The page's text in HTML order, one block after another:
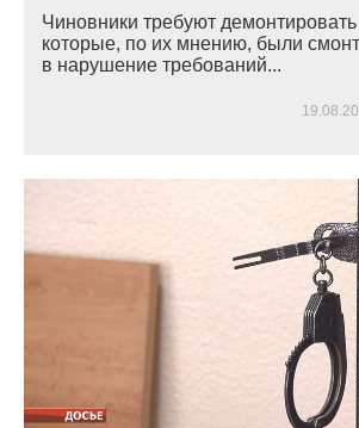
Чиновники требуют
которые, по их мнению, были
в нарушение требований...